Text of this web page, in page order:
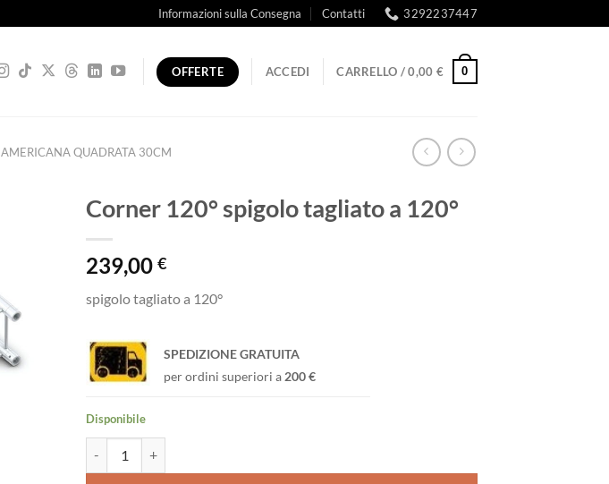
Informazioni sulla Consegna Contatti 3292237447
OFFERTE ACCEDI CARRELLO /0,00 € 0
AMERICANA QUADRATA 30CM
Corner 120° spigolo tagliato a 120°
239,00€
spigolo tagliato a 120°
SPEDIZIONE GRATUITA
per ordini superiori a 200 €
Disponibile